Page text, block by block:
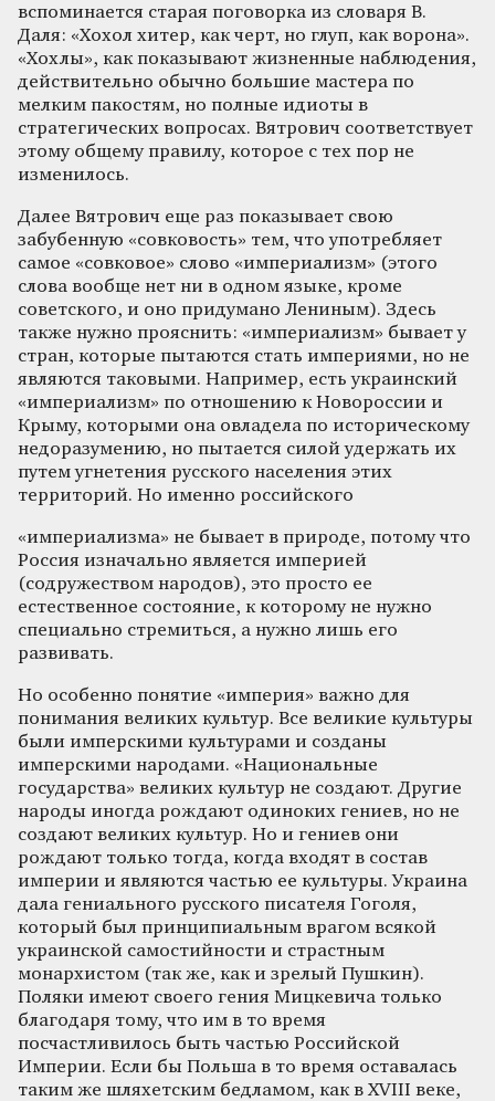
вспоминается старая поговорка из словаря В.
Даля: «Хохол хитер, как черт, но глуп, как ворона».
«Хохлы», как показывают жизненные наблюдения,
действительно обычно большие мастера по
мелким пакостям, но полные идиоты в
стратегических вопросах. Вятрович соответствует
этому общему правилу, которое с тех пор не
изменилось.
Далее Вятрович еще раз показывает свою
забубенную «совковость» тем, что употребляет
самое «совковое» слово «империализм» (этого
слова вообще нет ни в одном языке, кроме
советского, и оно придумано Лениным). Здесь
также нужно прояснить: «империализм» бывает у
стран, которые пытаются стать империями, но не
являются таковыми. Например, есть украинский
«империализм» по отношению к Новороссии и
Крыму, которыми она овладела по историческому
недоразумению, но пытается силой удержать их
путем угнетения русского населения этих
территорий. Но именно российского
«империализма» не бывает в природе, потому что
Россия изначально является империей
(содружеством народов), это просто ее
естественное состояние, к которому не нужно
специально стремиться, а нужно лишь его
развивать.
Но особенно понятие «империя» важно для
понимания великих культур. Все великие культуры
были имперскими культурами и созданы
имперскими народами. «Национальные
государства» великих культур не создают. Другие
народы иногда рождают одиноких гениев, но не
создают великих культур. Но и гениев они
рождают только тогда, когда входят в состав
империи и являются частью ее культуры. Украина
дала гениального русского писателя Гоголя,
который был принципиальным врагом всякой
украинской самостийности и страстным
монархистом (так же, как и зрелый Пушкин).
Поляки имеют своего гения Мицкевича только
благодаря тому, что им в то время
посчастливилось быть частью Российской
Империи. Если бы Польша в то время оставалась
таким же шляхетским бедламом, как в XVIII веке,